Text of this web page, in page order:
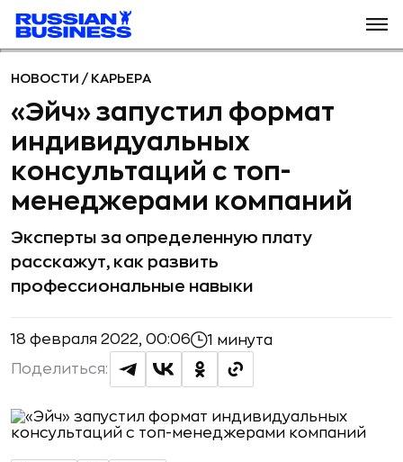
НОВОСТИ / КАРЬЕРА
«Эйч» запустил формат
индивидуальных
консультаций с топ-
менеджерами компаний
Эксперты за определенную плату
расскажут, как развить
профессиональные навыки
18 февраля 2022, 00:06 1 минута
Поделиться: